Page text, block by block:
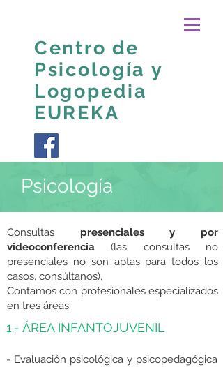
Centro de
Psicología y
Logopedia
EUREKA
Psicología
Consultas presenciales y por
videoconferencia(las consultas no
presenciales no son aptas para todos los
casos, consúltanos),
Contamos con profesionales especializados
en tres áreas:
1.- ÁREA INFANTOJUVENIL
- Evaluación psicológica y psicopedagógica